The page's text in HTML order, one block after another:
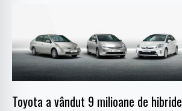
Toyota a vândut 9 milioane de hibride
vândut
9
milioane
hibride